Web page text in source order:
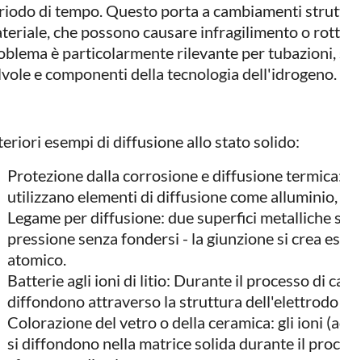
di tempo. Questo porta a cambiamenti
che possono causare infragilimento o
è particolarmente rilevante per
e componenti della tecnologia dell'idrogeno.
esempi di diffusione allo stato solido:
Protezione dalla corrosione e diffusione
utilizzano elementi di diffusione come
Legame per diffusione: due superfici metalliche
pressione senza fondersi - la giunzione si crea
atomico.
Batterie agli ioni di litio: Durante il processo di
diffondono attraverso la struttura dell'elettrodo
Colorazione del vetro o della ceramica: gli ioni
si diffondono nella matrice solida durante il